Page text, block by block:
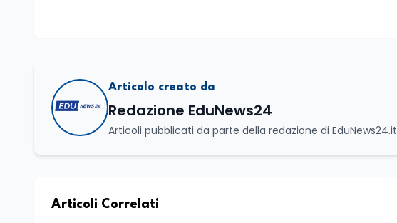
Articolo creato da
Redazione EduNews24
Articoli pubblicati da parte della redazione di EduNews24.it
Articoli Correlati